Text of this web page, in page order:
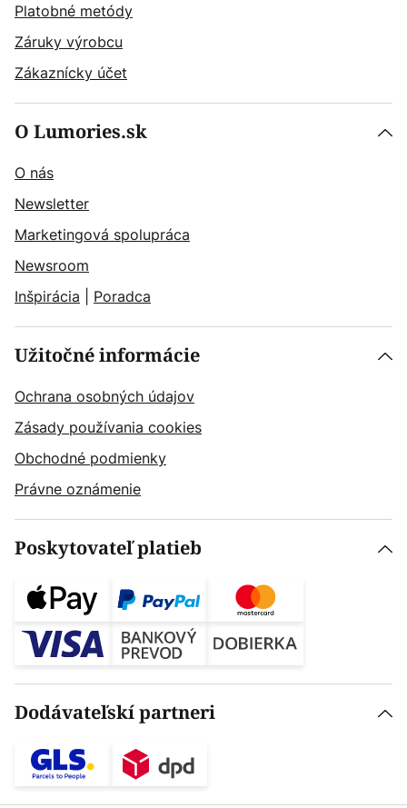
Platobné metódy
Záruky výrobcu
Zákaznícky účet
O Lumories.sk
O nás
Newsletter
Marketingová spolupráca
Newsroom
Inšpirácia
Poradca
Užitočné informácie
Ochrana osobných údajov
Zásady používania cookies
Obchodné podmienky
Právne oznámenie
Poskytovateľ platieb
Dodávateľskí partneri